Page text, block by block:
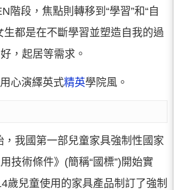
階段，焦點則轉移到“學習”和“自
生都是在不斷學習並塑造自我的過
，起居等需求。
心演繹英式精英學院風。
，我國第一部兒童家具強制性國家
技術條件》(簡稱“國標”)開始實
歲兒童使用的家具產品制訂了強制